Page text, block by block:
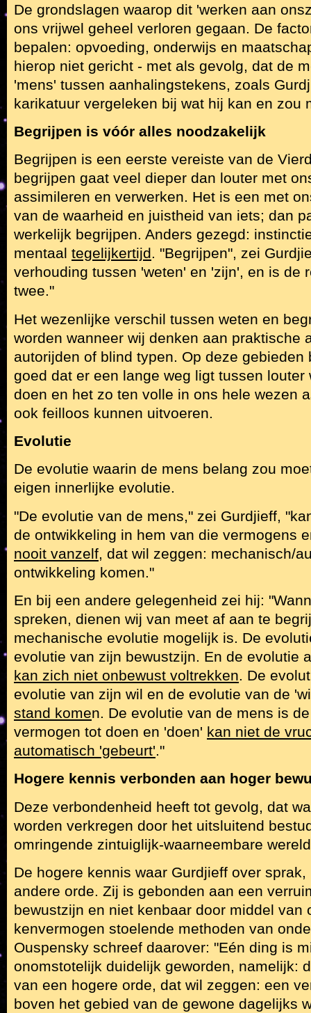
De grondslagen waarop dit 'werken aan
ons vrijwel geheel verloren gegaan. De
bepalen: opvoeding, onderwijs en
hierop niet gericht - met als gevolg, dat de
'mens' tussen aanhalingstekens, zoals
karikatuur vergeleken bij wat hij kan en zou
Begrijpen is vóór alles noodzakelijk
Begrijpen is een eerste vereiste van de
begrijpen gaat veel dieper dan louter met
assimileren en verwerken. Het is een met
van de waarheid en juistheid van iets; dan
werkelijk begrijpen. Anders gezegd:
mentaal tegelijkertijd. "Begrijpen", zei
verhouding tussen 'weten' en 'zijn', en is de
twee."
Het wezenlijke verschil tussen weten en
worden wanneer wij denken aan praktische
autorijden of blind typen. Op deze gebieden
goed dat er een lange weg ligt tussen louter
doen en het zo ten volle in ons hele wezen
ook feilloos kunnen uitvoeren.
Evolutie
De evolutie waarin de mens belang zou
eigen innerlijke evolutie.
"De evolutie van de mens," zei Gurdjieff,
de ontwikkeling in hem van die vermogens
nooit vanzelf, dat wil zeggen: mechanisch/
ontwikkeling komen."
En bij een andere gelegenheid zei hij:
spreken, dienen wij van meet af aan te
mechanische evolutie mogelijk is. De
evolutie van zijn bewustzijn. En de evolutie
kan zich niet onbewust voltrekken. De
evolutie van zijn wil en de evolutie van de
stand komen. De evolutie van de mens is
vermogen tot doen en 'doen' kan niet de
automatisch 'gebeurt'."
Hogere kennis verbonden aan hoger
Deze verbondenheid heeft tot gevolg, dat
worden verkregen door het uitsluitend
omringende zintuiglijk-waarneembare
De hogere kennis waar Gurdjieff over
andere orde. Zij is gebonden aan een
bewustzijn en niet kenbaar door middel van
kenvermogen stoelende methoden van
Ouspensky schreef daarover: "Eén ding is
onomstotelijk duidelijk geworden, namelijk:
van een hogere orde, dat wil zeggen: een
boven het gebied van de gewone dagelijks